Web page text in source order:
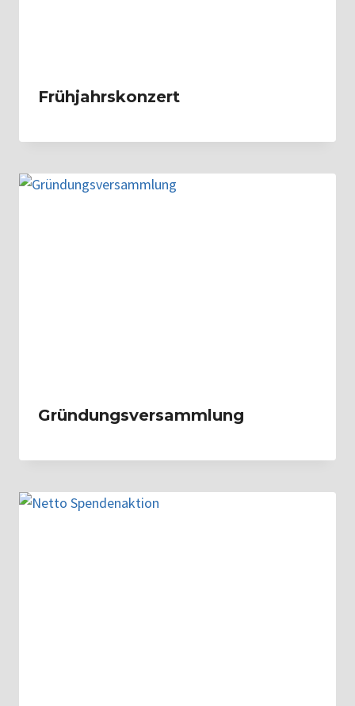
Frühjahrskonzert
Gründungsversammlung